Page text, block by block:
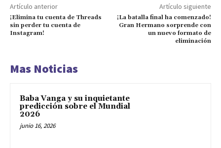
Artículo anterior
¡Elimina tu cuenta de Threads
sin perder tu cuenta de
Instagram!
Artículo siguiente
¡La batalla final ha comenzado!
Gran Hermano sorprende con
un nuevo formato de
eliminación
Mas Noticias
Baba Vanga y su inquietante
predicción sobre el Mundial
2026
junio 16, 2026